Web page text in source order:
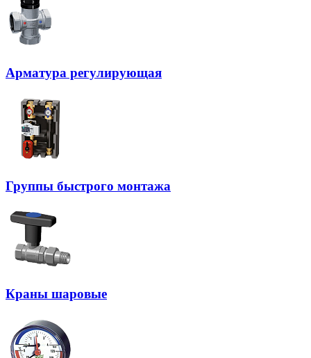
Арматура регулирующая
Группы быстрого монтажа
Краны шаровые